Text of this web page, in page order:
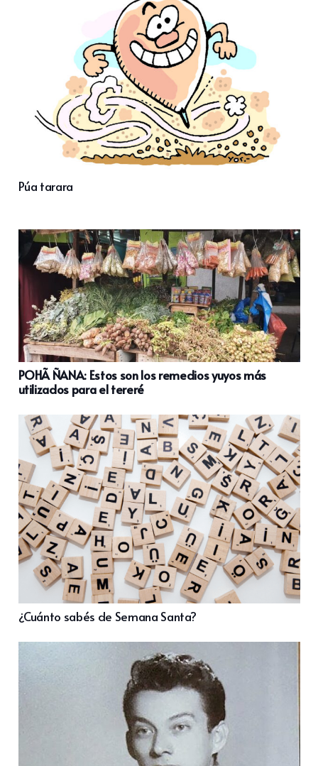
Púa tarara
POHÃ ÑANA: Estos son los remedios yuyos más
utilizados para el tereré
¿Cuánto sabés de Semana Santa?